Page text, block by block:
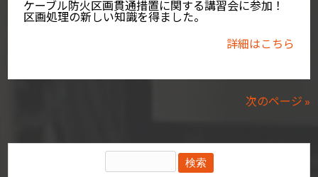
ケーブル防火区画貫通措置に関する講習会に参加！
区画処理の新しい知識を得ました。
詳細はこちら
次のページ »